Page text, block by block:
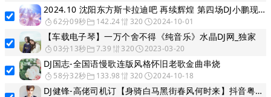
2024.10 沈阳东方斯卡拉迪吧 再续辉煌 第四场DJ小鹏现场(DJ小李Mix)
62分09秒 142.24 320 2024-10-01
【车载电子琴】一万个舍不得《纯音乐》水晶DJ网_独家
03分13秒 7.39 320 2023-03-20
DJ国志-全国语慢歌连版风格怀旧老歌金曲串烧
58分32秒 133.98 320 2024-10-18
DJ健锋-高佬司机订【身骑白马黑街春风何时来】抖音粤国英Electro长途车载编